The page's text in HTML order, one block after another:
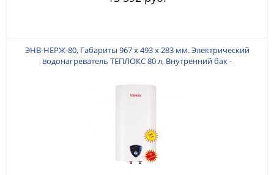
ЭНВ-НЕРЖ-80, Габариты 967 х 493 х 283 мм. Электрический
водонагреватель ТЕПЛОКС 80 л, Внутренний бак -